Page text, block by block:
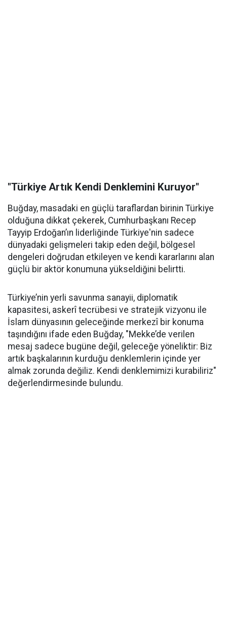
"Türkiye Artık Kendi Denklemini Kuruyor"
Buğday, masadaki en güçlü taraflardan birinin Türkiye
olduğuna dikkat çekerek, Cumhurbaşkanı Recep
Tayyip Erdoğan’ın liderliğinde Türkiye'nin sadece
dünyadaki gelişmeleri takip eden değil, bölgesel
dengeleri doğrudan etkileyen ve kendi kararlarını alan
güçlü bir aktör konumuna yükseldiğini belirtti.
Türkiye’nin yerli savunma sanayii, diplomatik
kapasitesi, askerî tecrübesi ve stratejik vizyonu ile
İslam dünyasının geleceğinde merkezî bir konuma
taşındığını ifade eden Buğday, "Mekke’de verilen
mesaj sadece bugüne değil, geleceğe yöneliktir: Biz
artık başkalarının kurduğu denklemlerin içinde yer
almak zorunda değiliz. Kendi denklemimizi kurabiliriz"
değerlendirmesinde bulundu.